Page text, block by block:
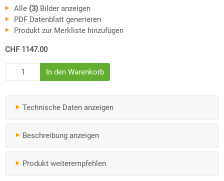
Alle (3) Bilder anzeigen
PDF Datenblatt generieren
Produkt zur Merkliste hinzufügen
CHF 1147.00
Technische Daten anzeigen
Beschreibung anzeigen
Produkt weiterempfehlen